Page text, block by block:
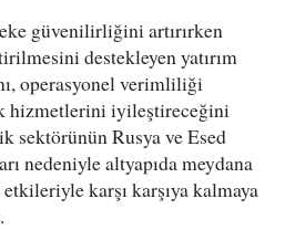
güvenilirliğini artırırken
destekleyen yatırım
operasyonel verimliliği
hizmetlerini iyileştireceğini
sektörünün Rusya ve Esed
nedeniyle altyapıda meydana
karşı karşıya kalmaya